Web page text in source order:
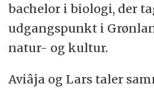
bachelor i biologi, der
udgangspunkt i
natur- og kultur.
Aviâja og Lars taler